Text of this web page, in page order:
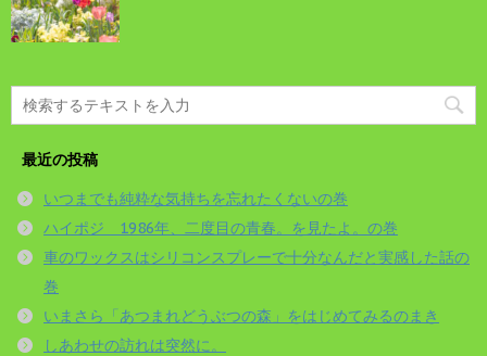
最近の投稿
いつまでも純粋な気持ちを忘れたくないの巻
ハイポジ 1986年、二度目の青春。を見たよ。の巻
車のワックスはシリコンスプレーで十分なんだと実感した話の
巻
いまさら「あつまれどうぶつの森」をはじめてみるのまき
しあわせの訪れは突然に。